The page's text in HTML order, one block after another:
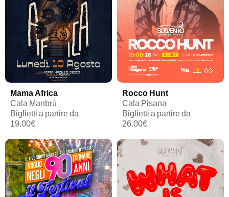
Mama Africa
Cala Manbrù
Biglietti a partire da
19.00€
Rocco Hunt
Cala Pisana
Biglietti a partire da
26.00€